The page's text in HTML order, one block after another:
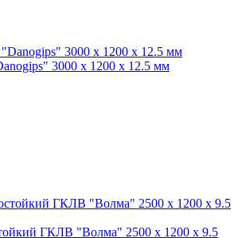
3000 х 1200 х 12.5 мм
ГКЛВ "Волма" 2500 x 1200 x 9.5